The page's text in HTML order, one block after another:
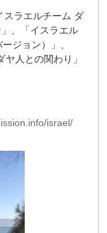
スラエルチーム ダ
、「イスラエル
ジョン）」、
人との関わり」
israel/